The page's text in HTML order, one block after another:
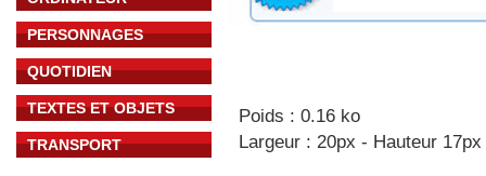
PERSONNAGES
QUOTIDIEN
TEXTES ET OBJETS
TRANSPORT
Poids : 0.16 ko
Largeur : 20px - Hauteur 17px